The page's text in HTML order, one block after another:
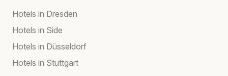
Hotels in Dresden
Hotels in Side
Hotels in Düsseldorf
Hotels in Stuttgart